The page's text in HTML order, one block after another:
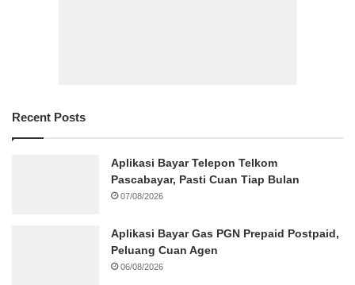
Recent Posts
Aplikasi Bayar Telepon Telkom
Pascabayar, Pasti Cuan Tiap Bulan
07/08/2026
Aplikasi Bayar Gas PGN Prepaid Postpaid,
Peluang Cuan Agen
06/08/2026